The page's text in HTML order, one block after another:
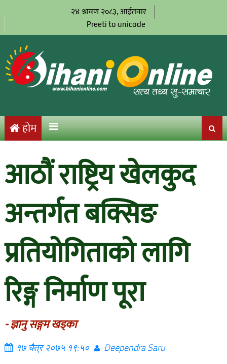
२४ श्रावण २०८३, आईतवार
Preeti to unicode
होम
आठौं राष्ट्रिय खेलकुद
अन्तर्गत बक्सिङ
प्रतियोगिताको लागि
रिङ्ग निर्माण पूरा
- ज्ञानु सङ्गम खड्का
१७ चैत्र २०७५ १९:५० Deependra Saru